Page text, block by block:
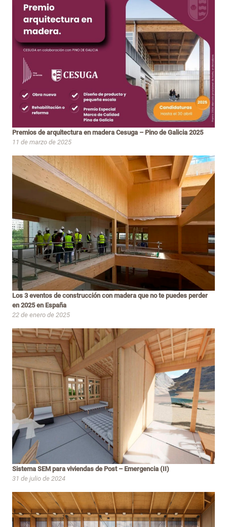
Premios de arquitectura en madera Cesuga – Pino de Galicia 2025
11 de marzo de 2025
Los 3 eventos de construcción con madera que no te puedes perder
en 2025 en España
22 de enero de 2025
Sistema SEM para viviendas de Post – Emergencia (II)
31 de julio de 2024